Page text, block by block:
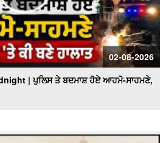
02-08-2026
| ਪੁਲਿਸ ਤੇ ਬਦਮਾਸ਼ ਹੋਏ ਆਹਮੋ-ਸਾਹਮਣੇ,